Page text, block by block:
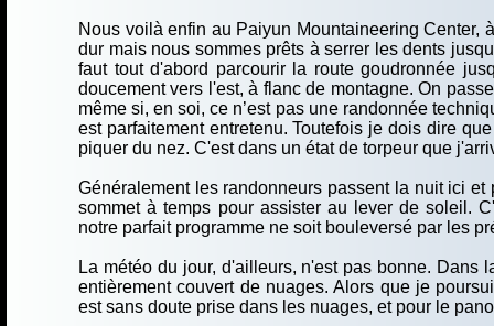
Nous voilà enfin au Paiyun Mountaineering Center,
dur mais nous sommes prêts à serrer les dents
faut tout d'abord parcourir la route goudronnée
doucement vers l'est, à flanc de montagne. On
même si, en soi, ce n’est pas une randonnée
est parfaitement entretenu. Toutefois je dois dire
piquer du nez. C'est dans un état de torpeur que
Généralement les randonneurs passent la nuit ici
sommet à temps pour assister au lever de soleil.
notre parfait programme ne soit bouleversé par les
La météo du jour, d'ailleurs, n'est pas bonne.
entièrement couvert de nuages. Alors que je
est sans doute prise dans les nuages, et pour le